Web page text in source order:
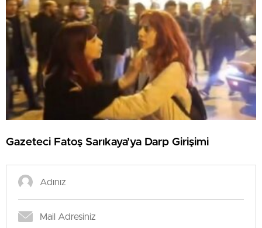
Gazeteci Fatoş Sarıkaya’ya Darp Girişimi